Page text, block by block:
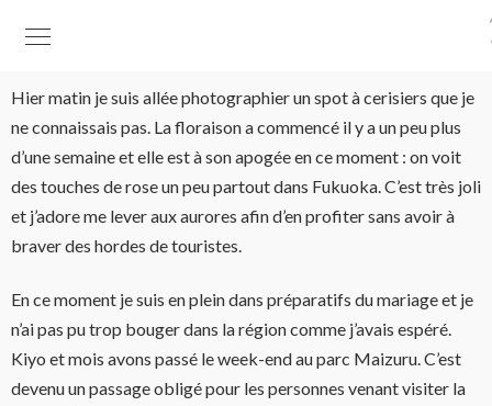
Hier matin je suis allée photographier un spot à cerisiers que je
ne connaissais pas. La floraison a commencé il y a un peu plus
d’une semaine et elle est à son apogée en ce moment : on voit
des touches de rose un peu partout dans Fukuoka. C’est très joli
et j’adore me lever aux aurores afin d’en profiter sans avoir à
braver des hordes de touristes.
En ce moment je suis en plein dans préparatifs du mariage et je
n’ai pas pu trop bouger dans la région comme j’avais espéré.
Kiyo et mois avons passé le week-end au parc Maizuru. C’est
devenu un passage obligé pour les personnes venant visiter la